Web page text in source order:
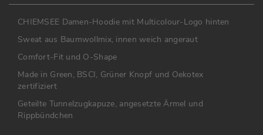
CHIEMSEE Damen-Hoodie mit Multicolour-Logo hinten
Sweat aus Baumwollmix, innen weich angeraut
Comfort-Fit und O-Shape
Made in Green, BSCI, Grüner Knopf und Oekotex
zertifiziert
Geteilte Tunnelzugkapuze, angesetzte Ärmel und
Rippbündchen